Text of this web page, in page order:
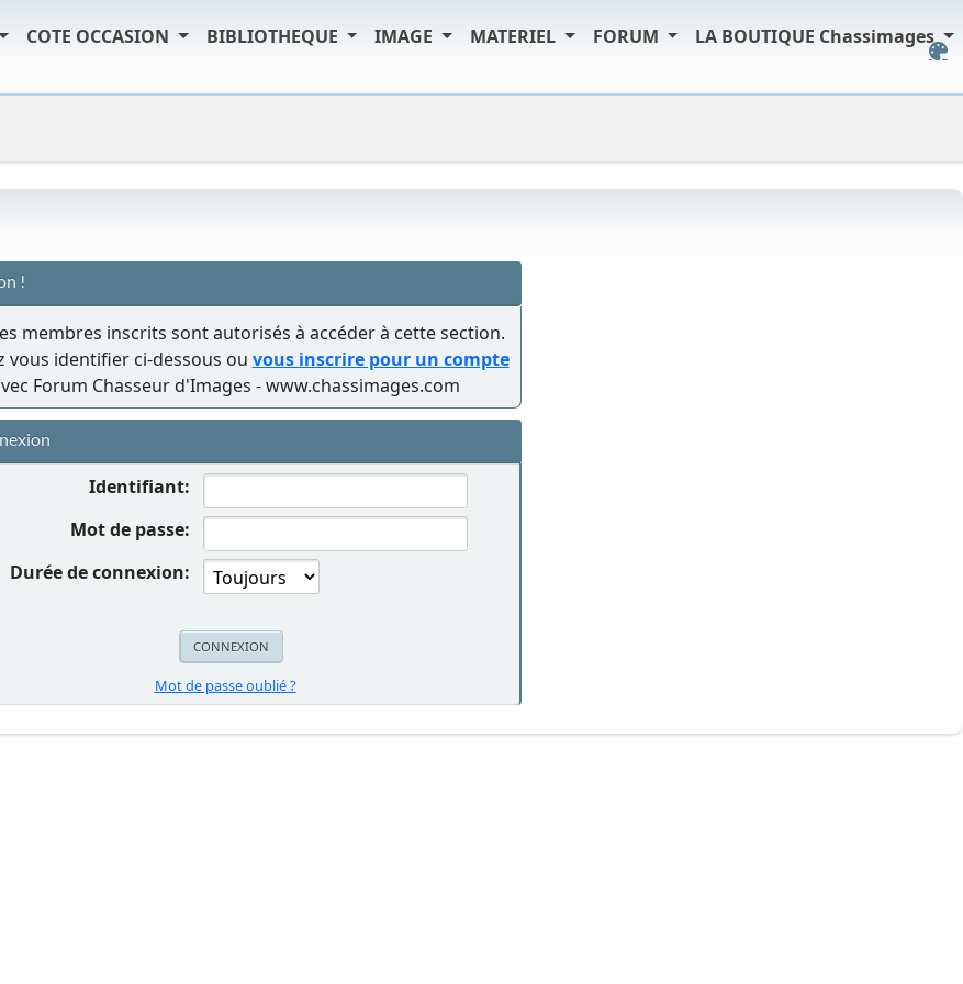
COTE OCCASION BIBLIOTHEQUE IMAGE MATERIEL FORUM LA BOUTIQUE Chassimages
!
membres inscrits sont autorisés à accéder à cette section.
vous identifier ci-dessous ou vous inscrire pour un compte
Forum Chasseur d'Images - www.chassimages.com
Identifiant:
Mot de passe:
Durée de connexion:
Mot de passe oublié ?